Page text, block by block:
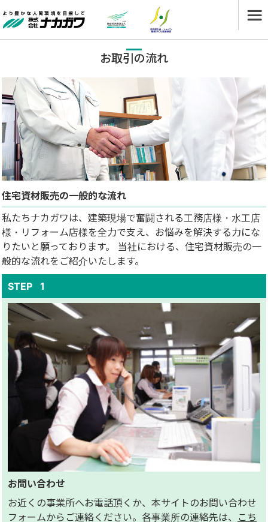
お取引の流れ
住宅資材販売の一般的な流れ
私たちナカガワは、建築現場で奮闘される工務店様・水工店
様・リフォーム店様を全力で支え、お悩みを解決する力にな
りたいと願っております。 当社における、住宅資材販売の一
般的な流れをご紹介いたします。
お問い合わせ
お近くの事業所へお電話頂くか、本サイトのお問い合わせ
フォームからご連絡ください。各事業所の連絡先は、
こち